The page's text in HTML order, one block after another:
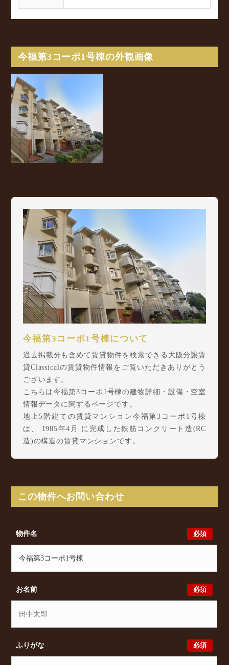
今福第3コーポ1号棟の外観画像
今福第3コーポ1号棟について
過去掲載分も含めて賃貸物件を検索できる大阪分譲賃
貸Classicalの賃貸物件情報をご覧いただきありがとう
ございます。
こちらは今福第3コーポ1号棟の建物詳細・設備・空室
情報データに関するページです。
地上5階建ての賃貸マンション今福第3コーポ1号棟
は、 1985年4月 に完成した鉄筋コンクリート造(RC
造)の構造の賃貸マンションです。
Osaka Metro 今里筋線 鴫野駅 徒歩19分 からアクセ
スが可能となっております。
め、今福南4丁目14-1周辺エリアで賃貸物件・マンシ
ョンをお探しでしたら、ぜひ大阪分譲賃貸Classicalま
Classicalでは、お問い合わせ以外にも来店予約及びオ
件をいただきましたら、プロの目線からおすすめの賃
貸物件をご提案いたします。
この物件へお問い合わせ
必須
物件名
必須
お名前
必須
ふりがな